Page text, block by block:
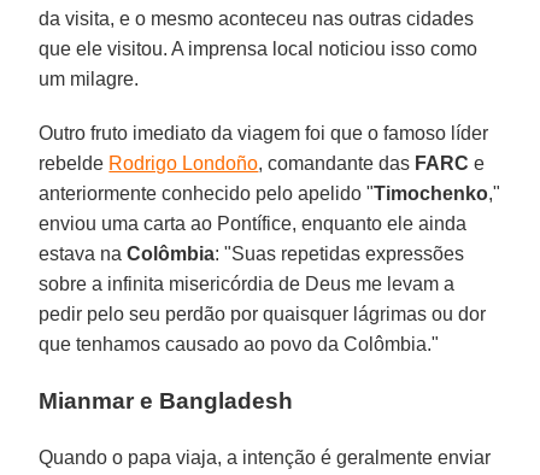
da visita, e o mesmo aconteceu nas outras cidades
que ele visitou. A imprensa local noticiou isso como
um milagre.
Outro fruto imediato da viagem foi que o famoso líder
rebelde Rodrigo Londoño, comandante das FARC e
anteriormente conhecido pelo apelido "Timochenko,"
enviou uma carta ao Pontífice, enquanto ele ainda
estava naColômbia: "Suas repetidas expressões
sobre a infinita misericórdia de Deus me levam a
pedir pelo seu perdão por quaisquer lágrimas ou dor
que tenhamos causado ao povo da Colômbia."
Mianmar e Bangladesh
Quando o papa viaja, a intenção é geralmente enviar